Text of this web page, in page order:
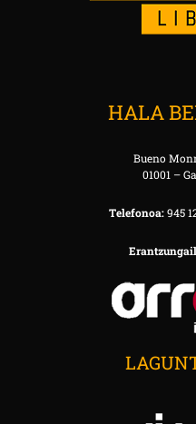
HALA
Bueno
01001 –
Telefonoa:945